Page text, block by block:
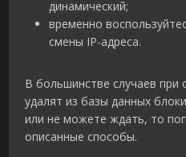
динамический;
временно
смены IP-адреса.
В большинстве случаев
удалят из базы данных
или не можете ждать, то
описанные способы.